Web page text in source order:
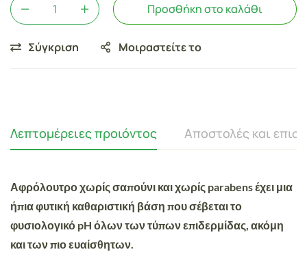
Προσθήκη στο καλάθι
Σύγκριση Μοιραστείτε το
Λεπτομέρειες προιόντος Αποστολές και
Αφρόλουτρο χωρίς σαπούνι και χωρίς parabens έχει μια
ήπια φυτική καθαριστική βάση που σέβεται το
φυσιολογικό pH όλων των τύπων επιδερμίδας, ακόμη
και των πιο ευαίσθητων.